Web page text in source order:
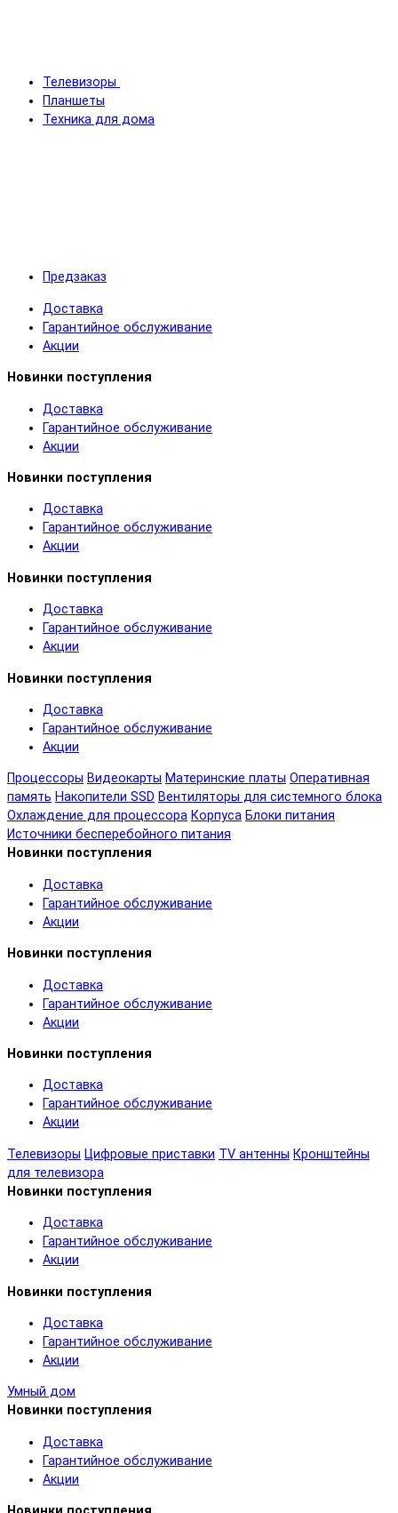
Телевизоры
Планшеты
Техника для дома
Предзаказ
Доставка
Гарантийное обслуживание
Акции
Новинки поступления
Доставка
Гарантийное обслуживание
Акции
Новинки поступления
Доставка
Гарантийное обслуживание
Акции
Новинки поступления
Доставка
Гарантийное обслуживание
Акции
Новинки поступления
Доставка
Гарантийное обслуживание
Акции
Процессоры Видеокарты Материнские платы Оперативная
память Накопители SSD Вентиляторы для системного блока
Охлаждение для процессора Корпуса Блоки питания
Источники бесперебойного питания
Новинки поступления
Доставка
Гарантийное обслуживание
Акции
Новинки поступления
Доставка
Гарантийное обслуживание
Акции
Новинки поступления
Доставка
Гарантийное обслуживание
Акции
Телевизоры Цифровые приставки TV антенны Кронштейны
для телевизора
Новинки поступления
Доставка
Гарантийное обслуживание
Акции
Новинки поступления
Доставка
Гарантийное обслуживание
Акции
Умный дом
Новинки поступления
Доставка
Гарантийное обслуживание
Акции